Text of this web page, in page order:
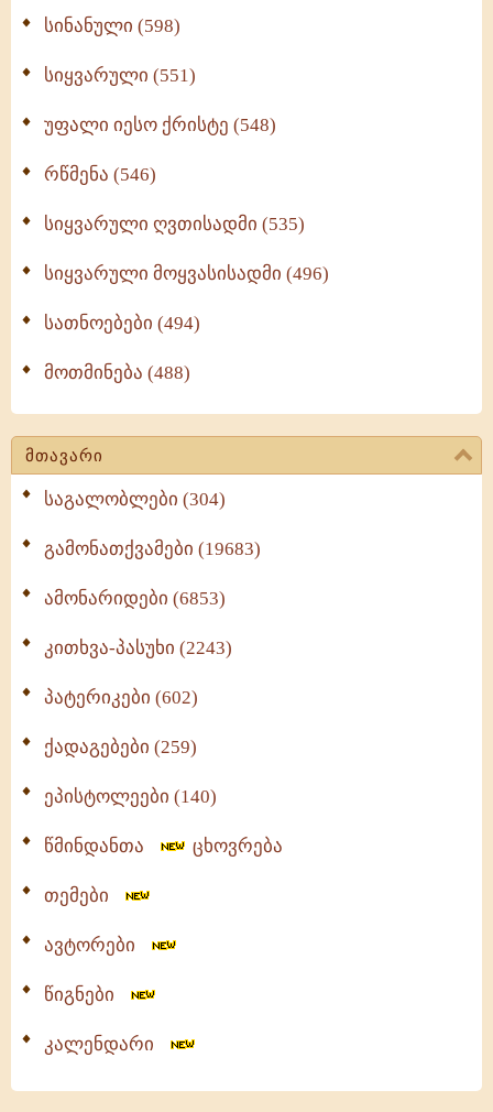
სინანული (598)
სიყვარული (551)
უფალი იესო ქრისტე (548)
რწმენა (546)
სიყვარული ღვთისადმი (535)
სიყვარული მოყვასისადმი (496)
სათნოებები (494)
მოთმინება (488)
მთავარი
საგალობლები (304)
გამონათქვამები (19683)
ამონარიდები (6853)
კითხვა-პასუხი (2243)
პატერიკები (602)
ქადაგებები (259)
ეპისტოლეები (140)
წმინდანთა ცხოვრება
თემები
ავტორები
წიგნები
კალენდარი